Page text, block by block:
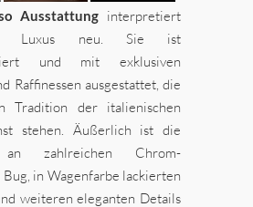
Ausstattung interpretiert
Luxus neu. Sie ist
und mit exklusiven
Raffinessen ausgestattet, die
Tradition der italienischen
stehen. Äußerlich ist die
an zahlreichen Chrom-
Bug, in Wagenfarbe lackierten
weiteren eleganten Details